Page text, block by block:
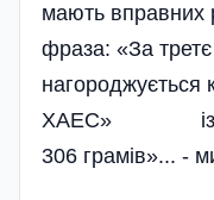
мають вправних
фраза: «За
нагороджується
ХАЕС» із
306 грамів»... -